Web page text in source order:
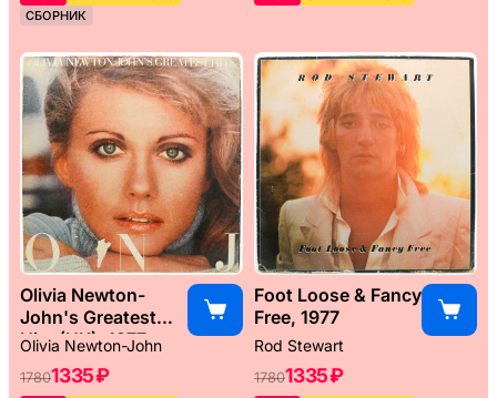
СБОРНИК
Olivia Newton-
John's Greatest
Hits (UK), 1977
Olivia Newton-John
17801335 ₽
Foot Loose & Fancy
Free, 1977
Rod Stewart
17801335 ₽